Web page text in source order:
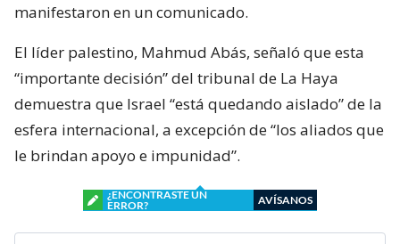
manifestaron en un comunicado.
El líder palestino, Mahmud Abás, señaló que esta
“importante decisión” del tribunal de La Haya
demuestra que Israel “está quedando aislado” de la
esfera internacional, a excepción de “los aliados que
le brindan apoyo e impunidad”.
¿ENCONTRASTE UN
ERROR?
AVÍSANOS